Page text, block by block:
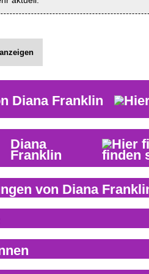
Diana Franklin
Diana
Franklin
von Diana